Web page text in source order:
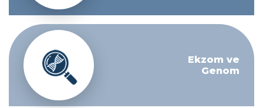
Ekzom ve
Genom